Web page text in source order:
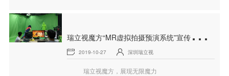
瑞
立视魔方“MR虚拟拍摄预演系统”宣传片新鲜出炉
2019-10-27 深圳瑞立视
瑞立视魔方，展现无限魔力